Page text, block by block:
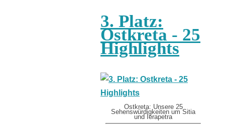
3. Platz:
Ostkreta - 25
Highlights
Ostkreta: Unsere 25
Sehenswürdigkeiten um Sitia
und Ierapetra